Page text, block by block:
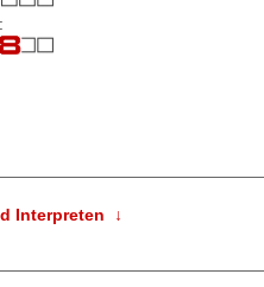
Interpreten ↓